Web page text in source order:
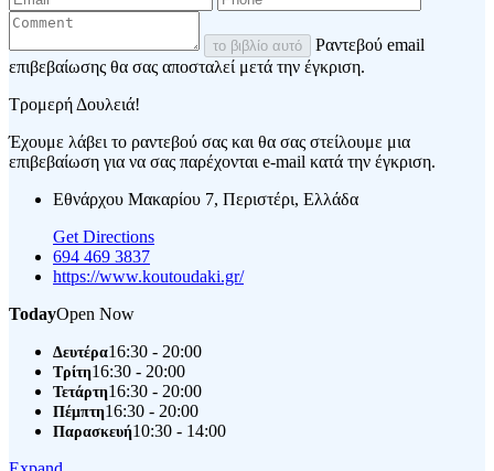
το βιβλίο αυτό
Ραντεβού email
επιβεβαίωσης θα σας αποσταλεί μετά την έγκριση.
Τρομερή Δουλειά!
Έχουμε λάβει το ραντεβού σας και θα σας στείλουμε μια
επιβεβαίωση για να σας παρέχονται e-mail κατά την έγκριση.
Εθνάρχου Μακαρίου 7, Περιστέρι, Ελλάδα
Get Directions
694 469 3837
https://www.koutoudaki.gr/
TodayOpen Now
Δευτέρα16:30 - 20:00
Τρίτη16:30 - 20:00
Τετάρτη16:30 - 20:00
Πέμπτη16:30 - 20:00
Παρασκευή10:30 - 14:00